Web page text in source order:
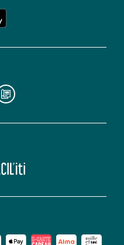
lien vers le blog la redoute